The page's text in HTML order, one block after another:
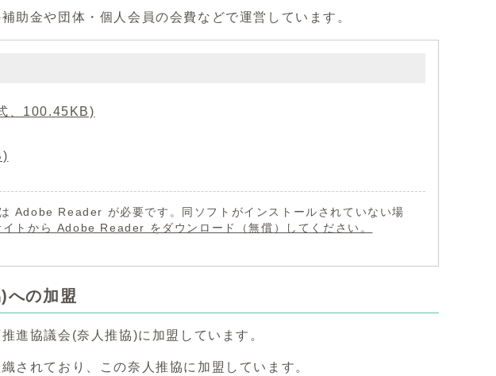
助金や団体・個人会員の会費などで運営しています。
、100.45KB)
Adobe Reader が必要です。同ソフトがインストールされていない場
トから Adobe Reader をダウンロード（無償）してください。
への加盟
進協議会(奈人推協)に加盟しています。
されており、この奈人推協に加盟しています。